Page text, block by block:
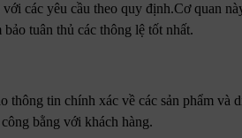
các yêu cầu theo quy định.Cơ quan
tuân thủ các thông lệ tốt nhất.
thông tin chính xác về các sản phẩm và
bằng với khách hàng.